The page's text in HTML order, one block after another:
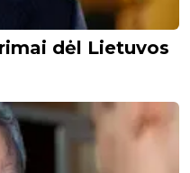
dėl Lietuvos